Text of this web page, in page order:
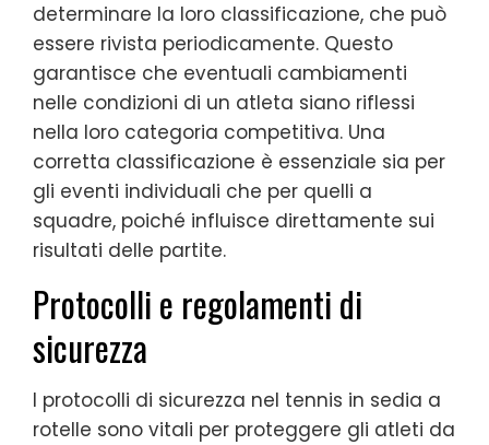
determinare la loro classificazione, che può
essere rivista periodicamente. Questo
garantisce che eventuali cambiamenti
nelle condizioni di un atleta siano riflessi
nella loro categoria competitiva. Una
corretta classificazione è essenziale sia per
gli eventi individuali che per quelli a
squadre, poiché influisce direttamente sui
risultati delle partite.
Protocolli e regolamenti di
sicurezza
I protocolli di sicurezza nel tennis in sedia a
rotelle sono vitali per proteggere gli atleti da